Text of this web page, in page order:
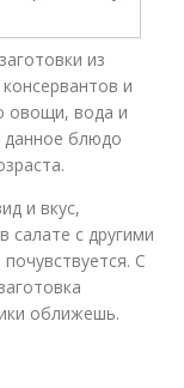
из
и
овощи, вода и
блюдо
и вкус,
салате с другими
С
оближешь.